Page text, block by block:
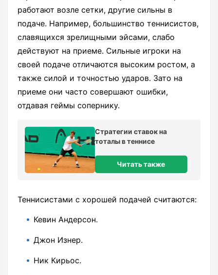
работают возле сетки, другие сильны в
подаче. Например, большинство теннисистов,
славящихся зрелищными эйсами, слабо
действуют на приеме. Сильные игроки на
своей подаче отличаются высоким ростом, а
также силой и точностью ударов. Зато на
приеме они часто совершают ошибки,
отдавая геймы сопернику.
Стратегии ставок на
тоталы в теннисе
Читать также
Теннисистами с хорошей подачей считаются:
Кевин Андерсон.
Джон Изнер.
Ник Кирьос.